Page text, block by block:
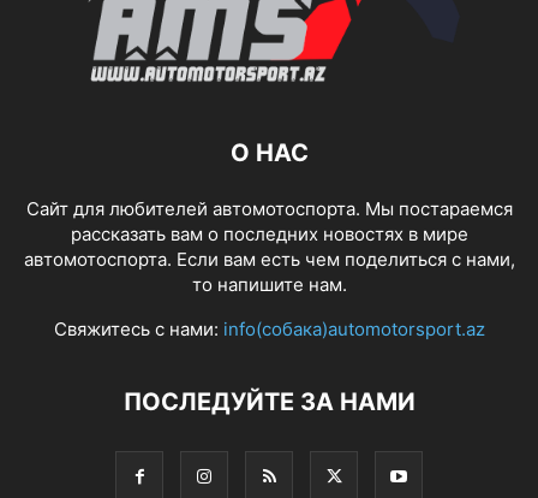
О НАС
Сайт для любителей автомотоспорта. Мы постараемся
рассказать вам о последних новостях в мире
автомотоспорта. Если вам есть чем поделиться с нами,
то напишите нам.
Свяжитесь с нами: info(собака)automotorsport.az
ПОСЛЕДУЙТЕ ЗА НАМИ